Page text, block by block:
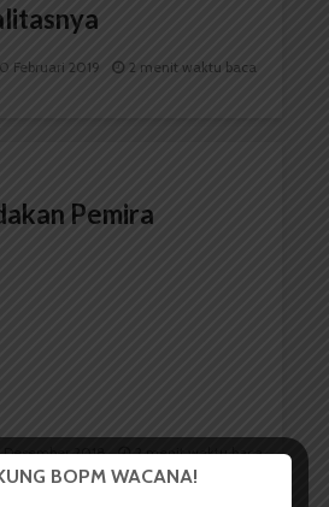
Februari 2019 2 menit waktu baca
Pemira
Desember 2018 2 menit waktu baca
BOPM WACANA!